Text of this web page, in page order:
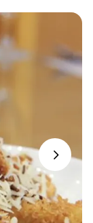
Next